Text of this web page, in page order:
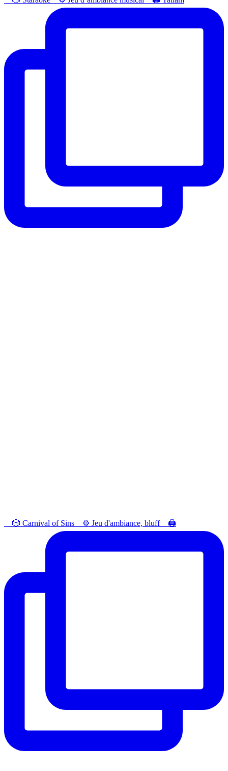
⠀ 🎲 Carnival of Sins⠀ ⚙️ Jeu d'ambiance, bluff⠀ 🖨️